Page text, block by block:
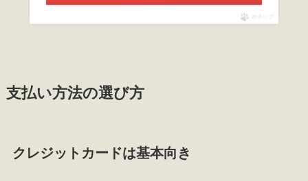
ポチップ
支払い方法の選び方
クレジットカードは基本向き